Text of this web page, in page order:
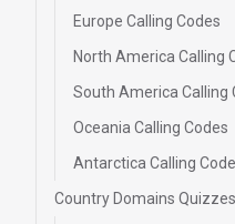
Europe Calling Codes
North America Calling
South America Calling
Oceania Calling Codes
Antarctica Calling
Country Domains Quizzes